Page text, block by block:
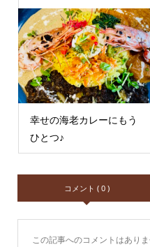
幸せの海老カレーにもう
ひとつ♪
コメント ( 0 )
この記事へのコメントはありま